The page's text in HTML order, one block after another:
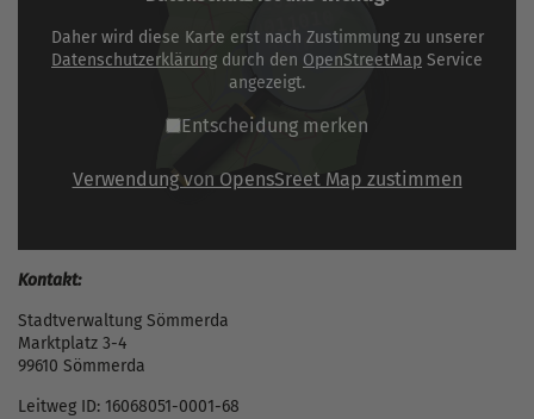
Daher wird diese Karte erst nach Zustimmung zu unserer
Datenschutzerklärung durch den OpenStreetMap Service
angezeigt.
Entscheidung merken
Verwendung von OpensSreet Map zustimmen
Kontakt:
Stadtverwaltung Sömmerda
Marktplatz 3-4
99610 Sömmerda
Leitweg ID: 16068051-0001-68